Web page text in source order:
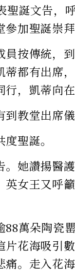
聖誕文告，
加聖誕崇拜
按傳統，
都有出席
，凱蒂向在
教堂出席儀
聖誕。
她讚揚醫
女王又呼
萬朵陶瓷
花海吸引
。走入花